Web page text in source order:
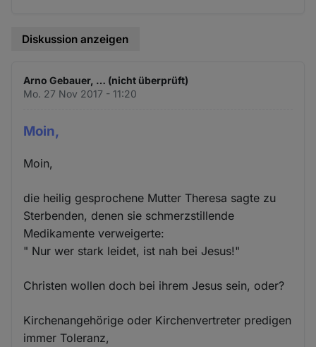
Diskussion anzeigen
Arno Gebauer, … (nicht überprüft)
Mo. 27 Nov 2017 - 11:20
Moin,
Moin,
die heilig gesprochene Mutter Theresa sagte zu
Sterbenden, denen sie schmerzstillende
Medikamente verweigerte:
" Nur wer stark leidet, ist nah bei Jesus!"
Christen wollen doch bei ihrem Jesus sein, oder?
Kirchenangehörige oder Kirchenvertreter predigen
immer Toleranz,